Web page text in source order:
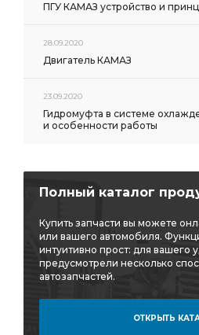
ПГУ КАМАЗ устройство и
28.09.2020
Двигатель КАМАЗ
23.09.2020
Гидромуфта в системе
и особенности работы
Полный каталог
Купить запчасти вы можете
или вашего автомобиля.
интуитивно прост: для вашего
предусмотрели несколько
автозапчастей.
ОТКРЫТЬ